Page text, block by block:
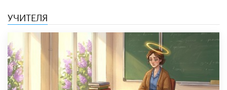
УЧИТЕЛЯ